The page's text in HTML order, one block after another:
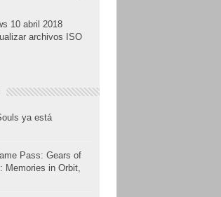
10 abril 2018
archivos ISO
ya está
Pass: Gears of
Memories in Orbit,